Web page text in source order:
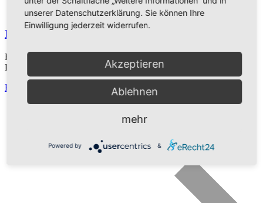
Ich suche meine Brüder
Bible Text: Genesis 37 | Prediger: Michael Dörnbrack | Series:
Predigten 2018
Read More
unserer Datenschutzerklärung. Sie können Ihre
Einwilligung jederzeit widerrufen.
Akzeptieren
Ablehnen
mehr
Powered by &